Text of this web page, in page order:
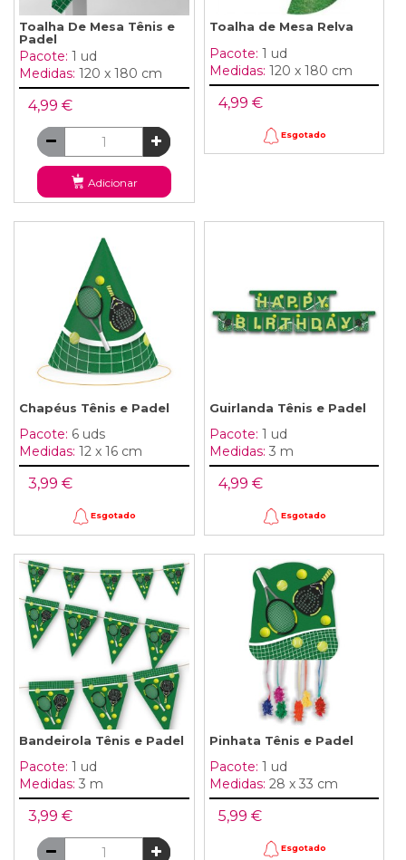
Toalha De Mesa Tênis e
Padel
Pacote: 1 ud
Medidas: 120 x 180 cm
4,99 €
Adicionar
Toalha de Mesa Relva
Pacote: 1 ud
Medidas: 120 x 180 cm
4,99 €
Esgotado
Chapéus Tênis e Padel
Pacote: 6 uds
Medidas: 12 x 16 cm
3,99 €
Esgotado
Guirlanda Tênis e Padel
Pacote: 1 ud
Medidas: 3 m
4,99 €
Esgotado
Bandeirola Tênis e Padel
Pacote: 1 ud
Medidas: 3 m
3,99 €
Pinhata Tênis e Padel
Pacote: 1 ud
Medidas: 28 x 33 cm
5,99 €
Esgotado